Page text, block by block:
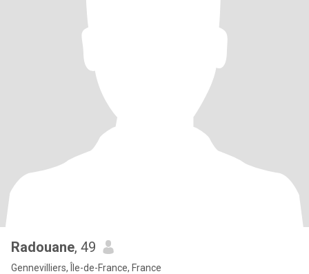
Radouane, 49
Gennevilliers, Île-de-France, France